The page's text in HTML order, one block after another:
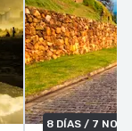
8 DÍAS / 7